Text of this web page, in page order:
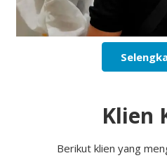
Klien
Berikut klien yang